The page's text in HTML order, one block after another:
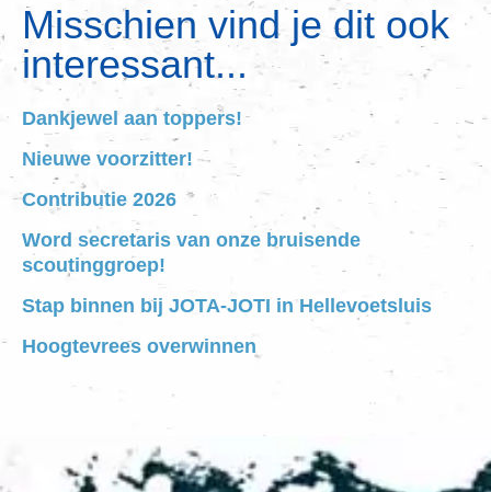
Misschien vind je dit ook
interessant...
Dankjewel aan toppers!
Nieuwe voorzitter!
Contributie 2026
Word secretaris van onze bruisende
scoutinggroep!
Stap binnen bij JOTA-JOTI in Hellevoetsluis
Hoogtevrees overwinnen